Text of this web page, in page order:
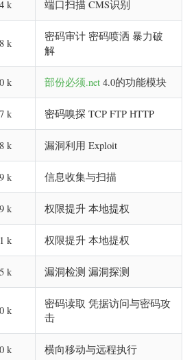
k 端口扫描 CMS识别
k
密码审计 密码喷洒 暴力破
解
k 部份必须.net 4.0的功能模块
k 密码嗅探 TCP FTP HTTP
k 漏洞利用 Exploit
k 信息收集与扫描
k 权限提升 本地提权
k 权限提升 本地提权
k 漏洞检测 漏洞探测
k
密码读取 凭据访问与密码攻
击
k 横向移动与远程执行